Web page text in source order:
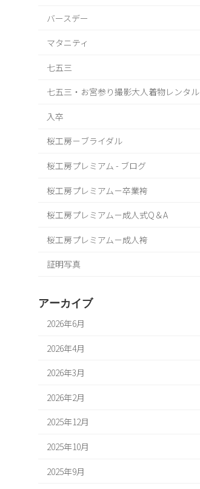
バースデー
マタニティ
七五三
七五三・お宮参り撮影大人着物レンタル
入卒
桜工房－ブライダル
桜工房プレミアム - ブログ
桜工房プレミアム－卒業袴
桜工房プレミアム－成人式Q＆A
桜工房プレミアム－成人袴
証明写真
アーカイブ
2026年6月
2026年4月
2026年3月
2026年2月
2025年12月
2025年10月
2025年9月